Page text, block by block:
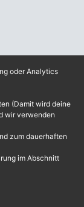
oder Analytics
(Damit wird deine
wir verwenden
zum dauerhaften
im Abschnitt